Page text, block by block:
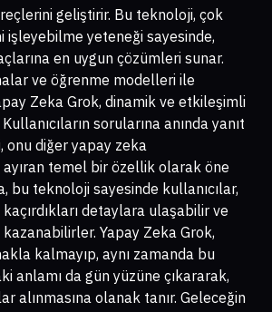
geliştirir. Bu teknoloji, çok
işleyebilme yeteneği sayesinde,
en uygun çözümleri sunar.
ve öğrenme modelleri ile
Zeka Grok, dinamik ve etkileşimli
sorularına anında yanıt
onu diğer yapay zeka
ayıran temel bir özellik olarak öne
bu teknoloji sayesinde kullanıcılar,
detaylara ulaşabilir ve
kazanabilirler. Yapay Zeka Grok,
kalmayıp, aynı zamanda bu
anlamı da gün yüzüne çıkararak,
alınmasına olanak tanır. Geleceğin